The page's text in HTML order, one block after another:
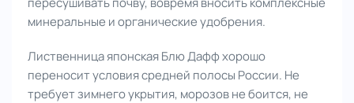
минеральные и органические удобрения.
Лиственница японская Блю Дафф хорошо
переносит условия средней полосы России. Не
требует зимнего укрытия, морозов не боится, не